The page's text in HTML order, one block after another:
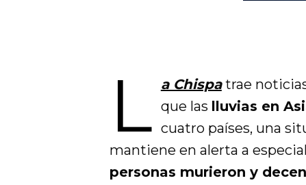
L a Chispatrae
que las lluvias en
cuatro países, una
mantiene en alerta a
personas murieron y